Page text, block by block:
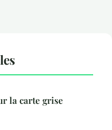
la carte grise